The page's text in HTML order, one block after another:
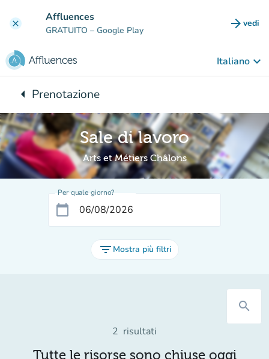
clear Affluences
GRATUITO – Google Play arrow_forward vedi
Italiano keyboard_arrow_down
arrow_leftTorna a:
Prenotazione
Sale di lavoro
Arts et Métiers Châlons
Per quale giorno?
calendar_today
filter_list Mostra più filtri
search
2 risultati
Tutte le risorse sono chiuse oggi